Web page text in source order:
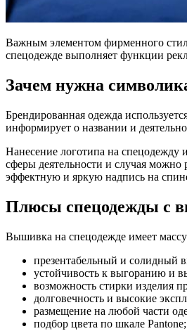
Важным элементом фирменного
спецодежде выполняет функции
Зачем нужна
Брендированная одежда
информирует о названии и
Нанесение логотипа на спецодежду
сферы деятельности и случая можно
эффектную и яркую надпись на
Плюсы спецодежды с
Вышивка на спецодежде имеет
презентабельный и солидный
устойчивость к выгоранию и
возможность стирки изделия
долговечность и высокие
размещение на любой части
подбор цвета по шкале Pantone;